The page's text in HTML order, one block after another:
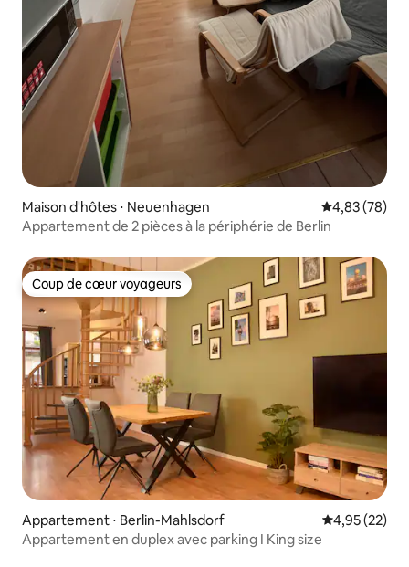
Maison d'hôtes ⋅ Neuenhagen Évaluation
4,83 (78)
Appartement de 2 pièces à la périphérie de Berlin
Coup de cœur voyageurs
Coup de cœur voyageurs
Appartement ⋅ Berlin-Mahlsdorf Évaluation
4,95 (22)
Appartement en duplex avec parking I King size